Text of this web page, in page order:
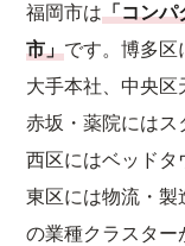
福岡市は「コンパ
市」です。博多区
大手本社、中央区
赤坂・薬院にはス
西区にはベッドタ
東区には物流・
の業種クラスター